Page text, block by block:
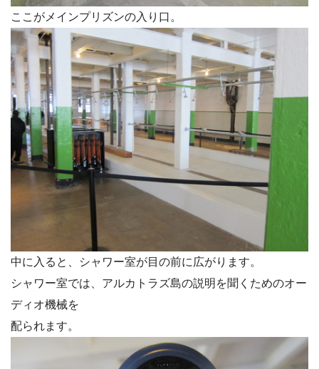
ここがメインプリズンの入り口。
中に入ると、シャワー室が目の前に広がります。
シャワー室では、アルカトラズ島の説明を聞くためのオー
ディオ機械を
配られます。